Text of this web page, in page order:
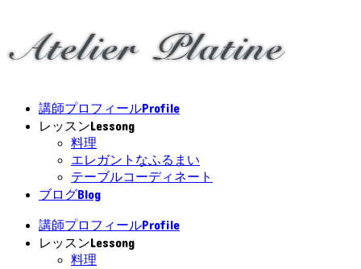
講師プロフィールProfile
レッスンLessong
料理
エレガントなふるまい
テーブルコーディネート
ブログBlog
講師プロフィールProfile
レッスンLessong
料理